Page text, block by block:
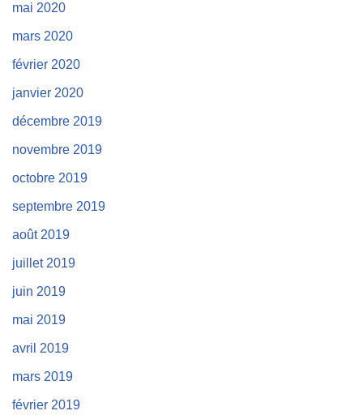
mai 2020
mars 2020
février 2020
janvier 2020
décembre 2019
novembre 2019
octobre 2019
septembre 2019
août 2019
juillet 2019
juin 2019
mai 2019
avril 2019
mars 2019
février 2019